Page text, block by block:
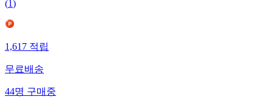
(1)
1,617적립
무료배송
44명구매중